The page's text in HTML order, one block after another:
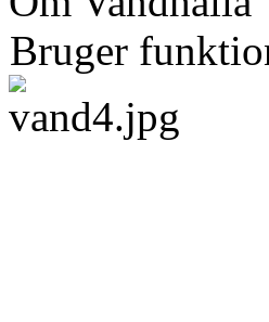
Bruger